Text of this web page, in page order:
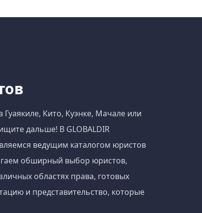
Кито, Куэнке, Мачале или
дальше! В GLOBALDIR
ведущим каталогом юристов
обширный выбор юристов,
областях права, готовых
и представительство, которые